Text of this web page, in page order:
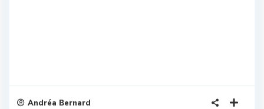
Andréa Bernard